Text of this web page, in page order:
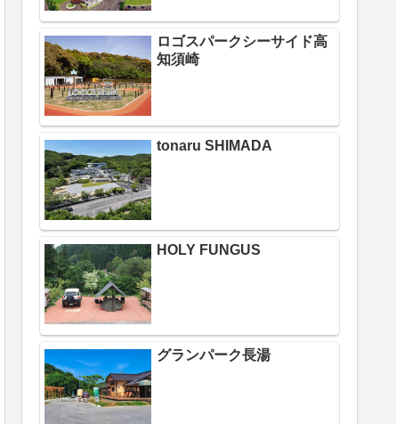
ロゴスパークシーサイド高
知須崎
tonaru SHIMADA
HOLY FUNGUS
グランパーク長湯